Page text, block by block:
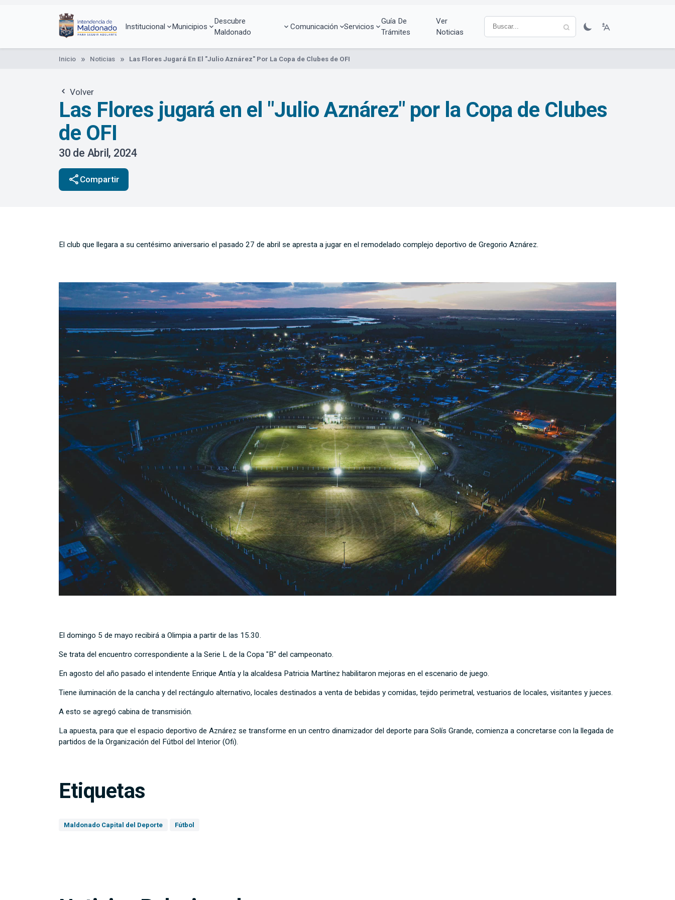
Institucional Municipios
Descubre
Maldonado
Comunicación Servicios
Guía De
Trámites
Ver
Noticias
Inicio Noticias Las Flores Jugará En El "Julio Aznárez" Por La Copa de Clubes de OFI
Volver
Las Flores jugará en el "Julio Aznárez" por la Copa de Clubes
de OFI
30 de Abril, 2024
share Compartir
El club que llegara a su centésimo aniversario el pasado 27 de abril se apresta a jugar en el remodelado complejo deportivo de Gregorio Aznárez.
El domingo 5 de mayo recibirá a Olimpia a partir de las 15.30.
Se trata del encuentro correspondiente a la Serie L de la Copa "B" del campeonato.
En agosto del año pasado el intendente Enrique Antía y la alcaldesa Patricia Martínez habilitaron mejoras en el escenario de juego.
Tiene iluminación de la cancha y del rectángulo alternativo, locales destinados a venta de bebidas y comidas, tejido perimetral, vestuarios de locales, visitantes y jueces.
A esto se agregó cabina de transmisión.
La apuesta, para que el espacio deportivo de Aznárez se transforme en un centro dinamizador del deporte para Solís Grande, comienza a concretarse con la llegada de
partidos de la Organización del Fútbol del Interior (Ofi).
Etiquetas
Maldonado Capital del Deporte Fútbol